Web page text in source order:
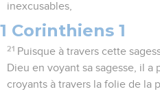
inexcusables,
1 Corinthiens 1
21 Puisque à travers cette
Dieu en voyant sa sagesse, il a
croyants à travers la folie de la